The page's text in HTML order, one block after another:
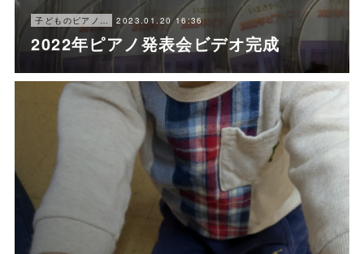
子どものピアノレッスン 2023.01.20 16:36
2022年ピアノ発表会ビデオ完成